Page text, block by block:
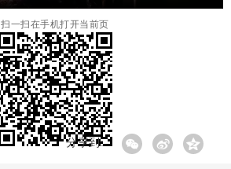
扫一扫在手机打开当前页
分享到: